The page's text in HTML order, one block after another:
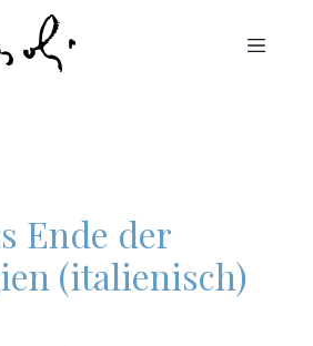
Ende der
(italienisch)